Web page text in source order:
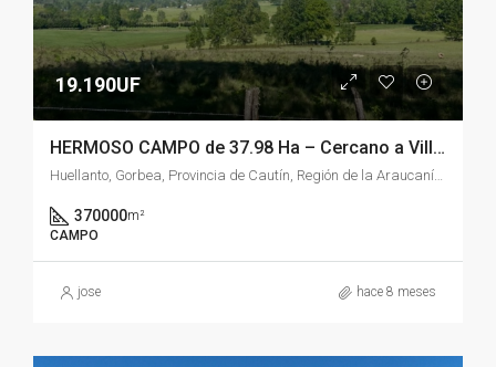
19.190UF
HERMOSO CAMPO de 37.98 Ha – Cercano a Villarrica
Huellanto, Gorbea, Provincia de Cautín, Región de la Araucanía, Chile
370000m²
CAMPO
jose hace 8 meses